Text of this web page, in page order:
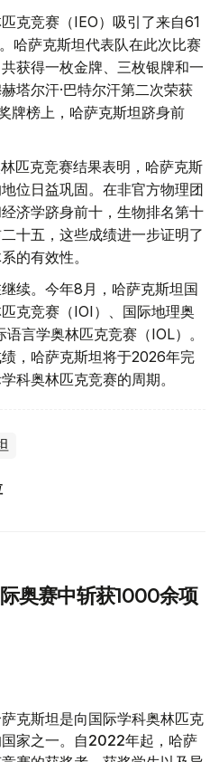
克竞赛（I​​EO）吸引了来自61
哈萨克斯坦代表队在此次比赛
获得一枚金牌、三枚银牌和一
塔尔汗·巴特尔汗第二次荣获
牌榜上，哈萨克斯坦跻身前
匹克竞赛结果表明，哈萨克斯
位日益巩固。在非官方物理团
济学跻身前十，生物排名第十
十五，这些成绩进一步证明了
的有效性。
续。今年8月，哈萨克斯坦国
克竞赛（I​​OI）、国际地理奥
言学奥林匹克竞赛（I​​OL）。
，哈萨克斯坦将于2026年完
科奥林匹克竞赛的周期。
奥赛中斩获1000余项
克斯坦是向国际学科奥林匹克
家之一。自2022年起，哈萨